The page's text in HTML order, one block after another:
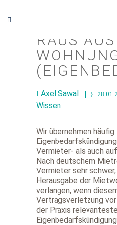
RAUS
Axel Sawal
Wissen
Wir übernehmen häufig
Vermieter- als auch
Nach deutschem
Vermieter sehr
Herausgabe der
verlangen, wenn
Vertragsverletzung
der Praxis